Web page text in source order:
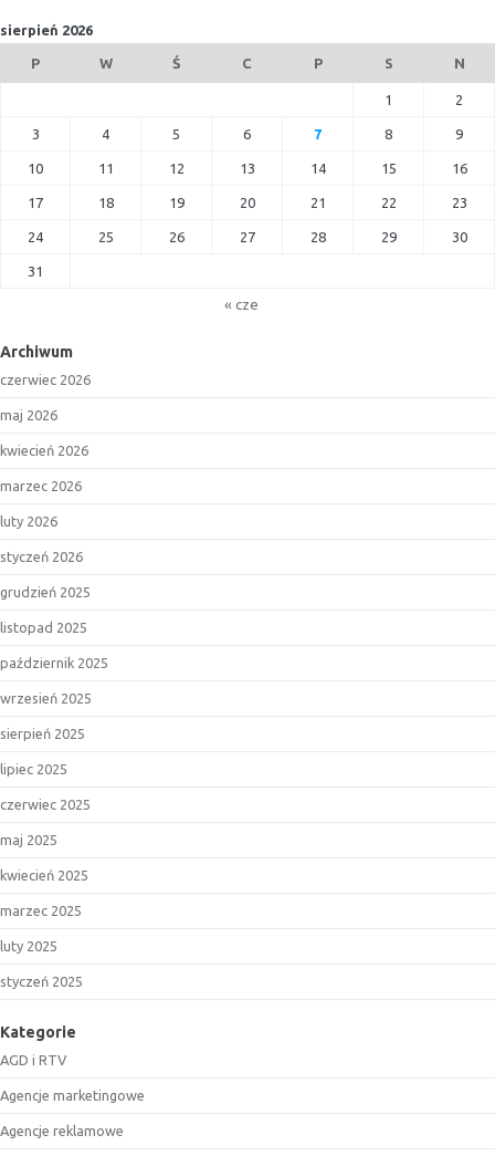
sierpień 2026
P W Ś C P S N
1 2
3 4 5 6 7 8 9
10 11 12 13 14 15 16
17 18 19 20 21 22 23
24 25 26 27 28 29 30
31
« cze
Archiwum
czerwiec 2026
maj 2026
kwiecień 2026
marzec 2026
luty 2026
styczeń 2026
grudzień 2025
listopad 2025
październik 2025
wrzesień 2025
sierpień 2025
lipiec 2025
czerwiec 2025
maj 2025
kwiecień 2025
marzec 2025
luty 2025
styczeń 2025
Kategorie
AGD i RTV
Agencje marketingowe
Agencje reklamowe